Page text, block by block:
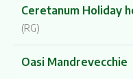
Ceretanum Holiday
(RG)
Oasi Mandrevecchie